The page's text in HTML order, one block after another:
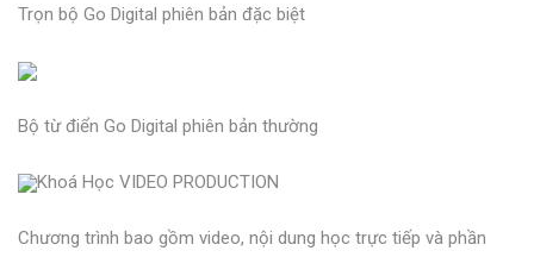
Trọn bộ Go Digital phiên bản đặc biệt
Bộ từ điển Go Digital phiên bản thường
Khoá Học VIDEO PRODUCTION
Chương trình bao gồm video, nội dung học trực tiếp và phần